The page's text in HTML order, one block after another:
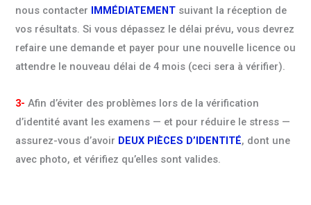
nous contacter IMMÉDIATEMENTsuivant la réception de
vos résultats. Si vous dépassez le délai prévu, vous devrez
refaire une demande et payer pour une nouvelle licence ou
attendre le nouveau délai de 4 mois (ceci sera à vérifier).
3- Afin d’éviter des problèmes lors de la vérification
d’identité avant les examens — et pour réduire le stress —
assurez-vous d’avoir DEUX PIÈCES D’IDENTITÉ, dont une
avec photo, et vérifiez qu’elles sont valides.